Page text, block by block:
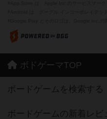
ボドゲーマTOP
ボードゲームを検索する
ボードゲームの新着レビ